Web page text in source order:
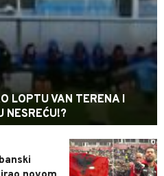
LOPTU VAN TERENA I
NESREĆU!?
0